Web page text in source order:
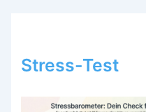
Stress-Test